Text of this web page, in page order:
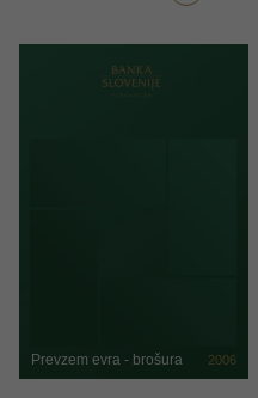
Prevzem evra - brošura 2006